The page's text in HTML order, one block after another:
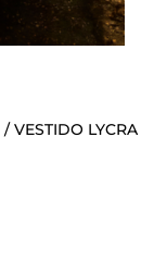
/ VESTIDO LYCRA